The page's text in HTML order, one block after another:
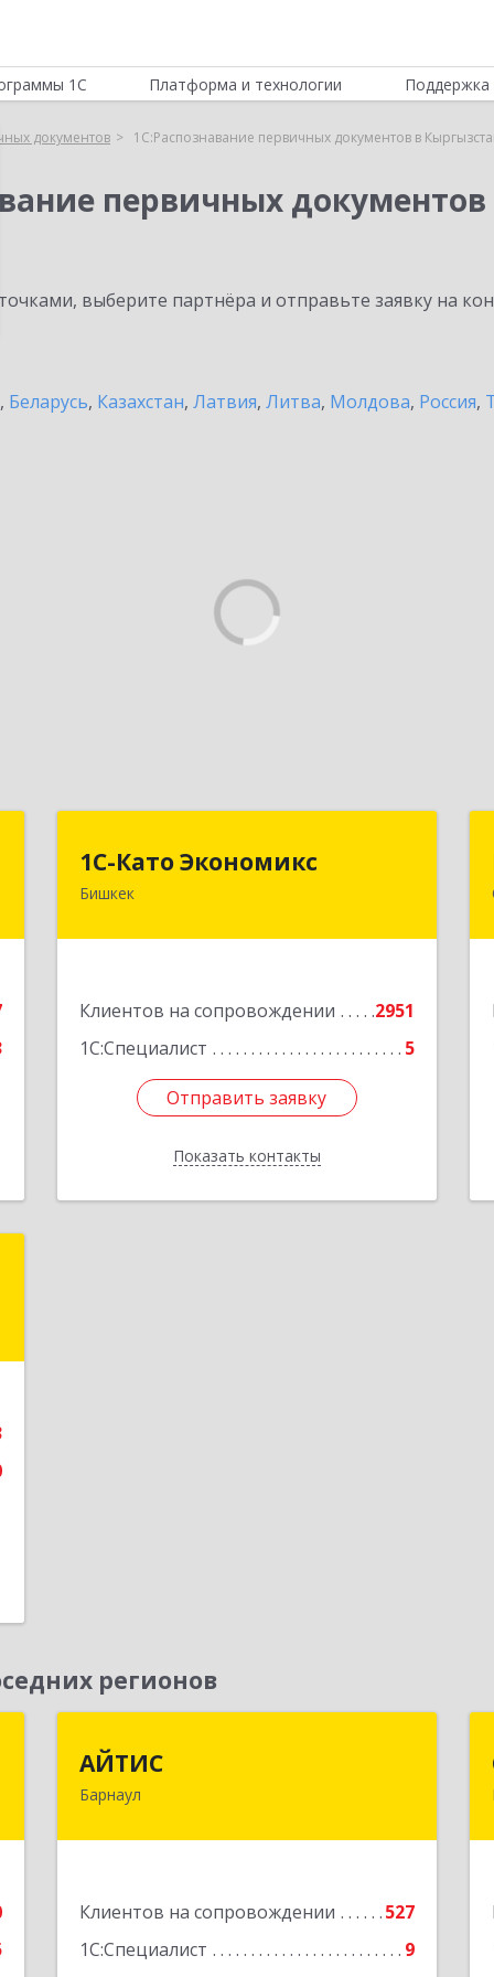
1С Платформа и технологии Поддержка
документов 1С:Распознавание первичных документов в
первичных документов
выберите партнёра и отправьте заявку на
, Беларусь, Казахстан, Латвия, Литва, Молдова, Россия,
1С-Като Экономикс
Бишкек
Клиентов на сопровождении
2951
1С:Специалист
5
Отправить заявку
Показать контакты
720021, Кыргызстан, г. Бишкек, ул.
Отправить заявку
Назад
регионов
АЙТИС
Барнаул
Клиентов на сопровождении
527
1С:Специалист
9
656067, Алтайский край, Барнаул г,